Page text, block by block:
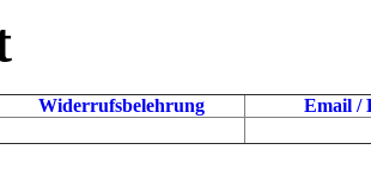
Widerrufsbelehrung Email /